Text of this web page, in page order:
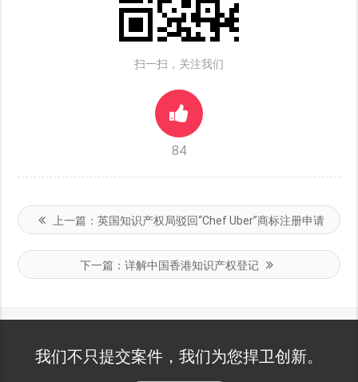
扫一扫，关注我们
84
上一篇： 英国知识产权局驳回“Chef Uber”商标注册申请
下一篇：详解中国香港知识产权登记
我们不只提交案件，我们为您捍卫创新。